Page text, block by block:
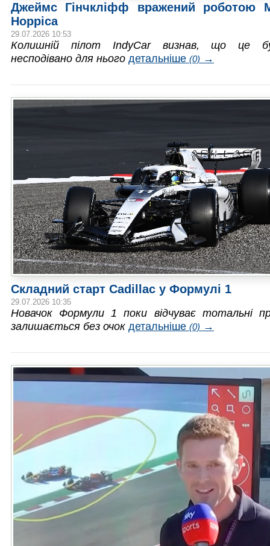
Джеймс Гінчкліфф вражений роботою
Норріса
29.07.2026 10:53
Колишній пілот IndyCar визнав, що це
несподівано для нього детальніше (0) →
Складний старт Cadillac у Формулі 1
29.07.2026 10:35
Новачок Формули 1 поки відчуває тотальні
залишається без очок детальніше (0) →